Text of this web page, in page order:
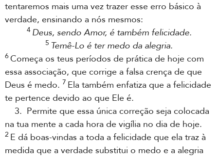
tentaremos mais uma vez trazer esse erro básico à
verdade, ensinando a nós mesmos:
4 Deus, sendo Amor, é também felicidade.
5 Temê-Lo é ter medo da alegria.
6Começa os teus períodos de prática de hoje com
essa associação, que corrige a falsa crença de que
Deus é medo. 7 Ela também enfatiza que a felicidade
te pertence devido ao que Ele é.
3. Permite que essa única correção seja colocada
na tua mente a cada hora de vigília no dia de hoje.
2 E dá boas-vindas a toda a felicidade que ela traz à
medida que a verdade substitui o medo e a alegria